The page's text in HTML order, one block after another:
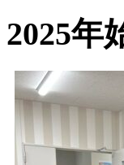
2025年